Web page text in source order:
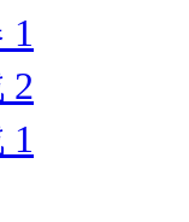
1
2
1